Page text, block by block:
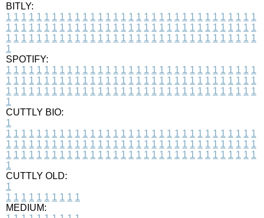
BITLY:
1 1 1 1 1 1 1 1 1 1 1 1 1 1 1 1 1 1 1 1 1 1 1 1 1 1 1 1 1 1 1 1 1
1 1 1 1 1 1 1 1 1 1 1 1 1 1 1 1 1 1 1 1 1 1 1 1 1 1 1 1 1 1 1 1 1
1 1 1 1 1 1 1 1 1 1 1 1 1 1 1 1 1 1 1 1 1 1 1 1 1 1 1 1 1 1 1 1 1
1
SPOTIFY:
1 1 1 1 1 1 1 1 1 1 1 1 1 1 1 1 1 1 1 1 1 1 1 1 1 1 1 1 1 1 1 1 1
1 1 1 1 1 1 1 1 1 1 1 1 1 1 1 1 1 1 1 1 1 1 1 1 1 1 1 1 1 1 1 1 1
1 1 1 1 1 1 1 1 1 1 1 1 1 1 1 1 1 1 1 1 1 1 1 1 1 1 1 1 1 1 1 1 1
1
CUTTLY BIO:
1
1 1 1 1 1 1 1 1 1 1 1 1 1 1 1 1 1 1 1 1 1 1 1 1 1 1 1 1 1 1 1 1 1
1 1 1 1 1 1 1 1 1 1 1 1 1 1 1 1 1 1 1 1 1 1 1 1 1 1 1 1 1 1 1 1 1
1 1 1 1 1 1 1 1 1 1 1 1 1 1 1 1 1 1 1 1 1 1 1 1 1 1 1 1 1 1 1 1 1
1
CUTTLY OLD:
1
1 1 1 1 1 1 1 1 1 1
MEDIUM: